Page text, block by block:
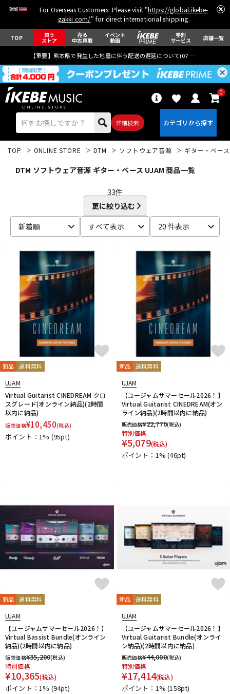
For Overseas Customers: Please visit "https://global.ikebe-
gakki.com/" for direct international shipping.
TOP 買う
ストア
売る
中古買取
イベント
動画
学割
サービス 店舗一覧
【重要】熊本県で発生した地震に伴う配送の遅延について(07月29日
詳細検索
0
ドラム パーカッション
キーボード 電子ピアノ
管楽器 その他楽器
アンプ エフェクター
DJ機器 DTM
配信/ライブ機器
中古 ヴィンテージ
TOP ONLINE STORE DTM ソフトウェア音源 ギター・ベース
DTM ソフトウェア音源 ギター・ベース UJAM 商品一覧
33件
更に絞り込む
新着順
すべて表示 20 件表示
新品 送料無料
UJAM
Virtual Guitarist CINEDREAM クロ
スグレード(オンライン納品)(2時間
以内に納品)
販売価格¥10,450(税込)
ポイント：1% (95pt)
新品 送料無料
UJAM
【ユージャムサマーセール2026！】
Virtual Guitarist CINEDREAM(オン
ライン納品)(2時間以内に納品)
販売価格¥22,770(税込)
特別価格
¥5,079(税込)
ポイント：1%(46pt)
新品 送料無料
UJAM
【ユージャムサマーセール2026！】
Virtual Bassist Bundle(オンライン
納品)(2時間以内に納品)
販売価格¥35,200(税込)
特別価格
¥10,365(税込)
ポイント：1% (94pt)
新品 送料無料
UJAM
【ユージャムサマーセール2026！】
Virtual Guitarist Bundle(オンライ
ン納品)(2時間以内に納品)
販売価格¥44,000(税込)
特別価格
¥17,414(税込)
ポイント：1%(158pt)